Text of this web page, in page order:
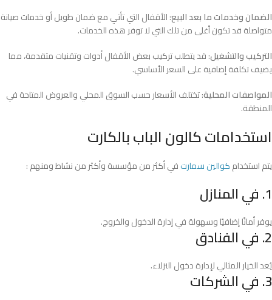
الضمان وخدمات ما بعد البيع: الأقفال التي تأتي مع ضمان طويل أو خدمات صيانة
متواصلة قد تكون أغلى من تلك التي لا توفر هذه الخدمات.
التركيب والتشغيل: قد يتطلب تركيب بعض الأقفال أدوات وتقنيات متقدمة، مما
يضيف تكلفة إضافية على السعر الأساسي.
المواصفات المحلية: تختلف الأسعار حسب السوق المحلي والعروض المتاحة في
المنطقة.
استخدامات كالون الباب بالكارت
يتم استخدامكوالين سمارتفي أكثر من مؤسسة وأكثر من نشاط ومنهم :
1. في المنازل
يوفر أمانًا إضافيًا وسهولة في إدارة الدخول والخروج.
2. في الفنادق
يُعد الخيار المثالي لإدارة دخول النزلاء.
3. في الشركات